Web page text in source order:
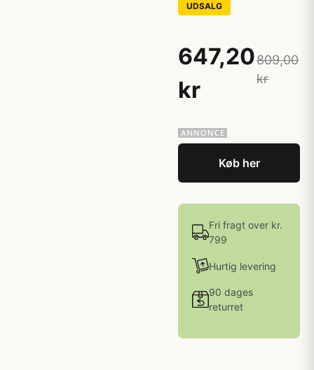
UDSALG
647,20
kr
809,00
kr
Køb her
Fri fragt over kr.
799
Hurtig levering
90 dages
returret